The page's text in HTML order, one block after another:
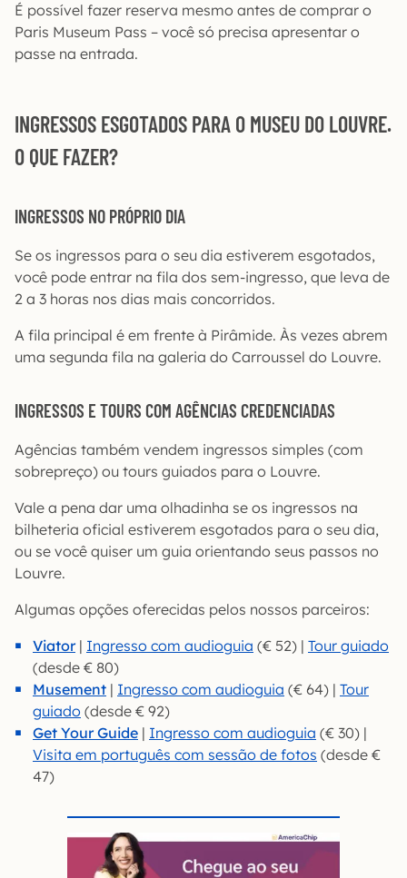
É possível fazer reserva mesmo antes de comprar o
Paris Museum Pass – você só precisa apresentar o
passe na entrada.
INGRESSOS ESGOTADOS PARA O MUSEU DO LOUVRE.
O QUE FAZER?
INGRESSOS NO PRÓPRIO DIA
Se os ingressos para o seu dia estiverem esgotados,
você pode entrar na fila dos sem-ingresso, que leva de
2 a 3 horas nos dias mais concorridos.
A fila principal é em frente à Pirâmide. Às vezes abrem
uma segunda fila na galeria do Carroussel do Louvre.
INGRESSOS E TOURS COM AGÊNCIAS CREDENCIADAS
Agências também vendem ingressos simples (com
sobrepreço) ou tours guiados para o Louvre.
Vale a pena dar uma olhadinha se os ingressos na
bilheteria oficial estiverem esgotados para o seu dia,
ou se você quiser um guia orientando seus passos no
Louvre.
Algumas opções oferecidas pelos nossos parceiros:
Viator| Ingresso com audioguia (€ 52) | Tour guiado
(desde € 80)
Musement | Ingresso com audioguia (€ 64) | Tour
guiado (desde € 92)
Get Your Guide | Ingresso com audioguia (€ 30) |
Visita em português com sessão de fotos (desde €
47)